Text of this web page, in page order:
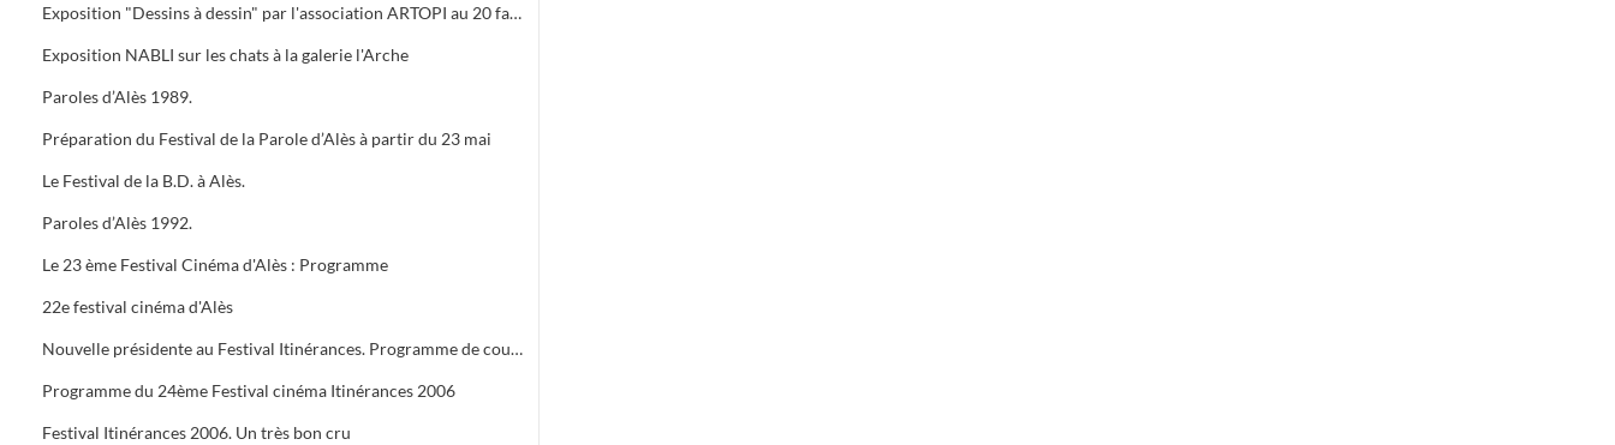
Exposition "Dessins à dessin" par l'association ARTOPI au 20 faubourg du Soleil
Exposition NABLI sur les chats à la galerie l'Arche
Paroles d’Alès 1989.
Préparation du Festival de la Parole d’Alès à partir du 23 mai
Le Festival de la B.D. à Alès.
Paroles d’Alès 1992.
Le 23 ème Festival Cinéma d'Alès : Programme
22e festival cinéma d'Alès
Nouvelle présidente au Festival Itinérances. Programme de courts métrages de Jacques TATI
Programme du 24ème Festival cinéma Itinérances 2006
Festival Itinérances 2006. Un très bon cru